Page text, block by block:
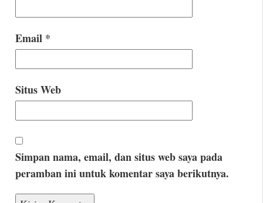
Email *
Situs Web
Simpan nama, email, dan situs web saya pada
peramban ini untuk komentar saya berikutnya.